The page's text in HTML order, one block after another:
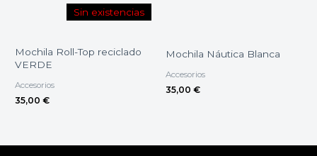
Sin existencias
Mochila Roll-Top reciclado
VERDE
Accesorios
35,00 €
Mochila Náutica Blanca
Accesorios
35,00 €